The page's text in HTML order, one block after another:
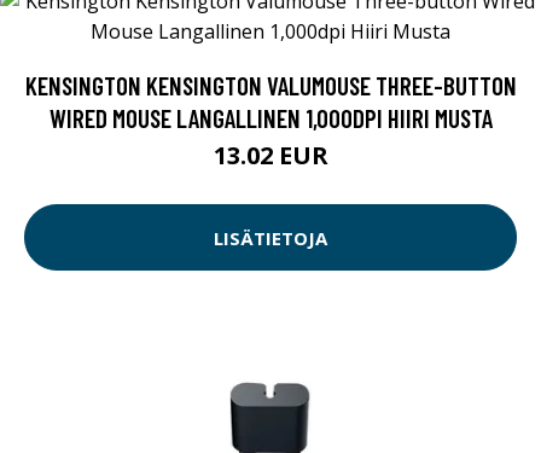
KENSINGTON KENSINGTON VALUMOUSE THREE-BUTTON
WIRED MOUSE LANGALLINEN 1,000DPI HIIRI MUSTA
13.02 EUR
LISÄTIETOJA